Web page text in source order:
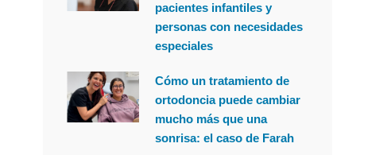
pacientes infantiles y
personas con necesidades
especiales
Cómo un tratamiento de
ortodoncia puede cambiar
mucho más que una
sonrisa: el caso de Farah